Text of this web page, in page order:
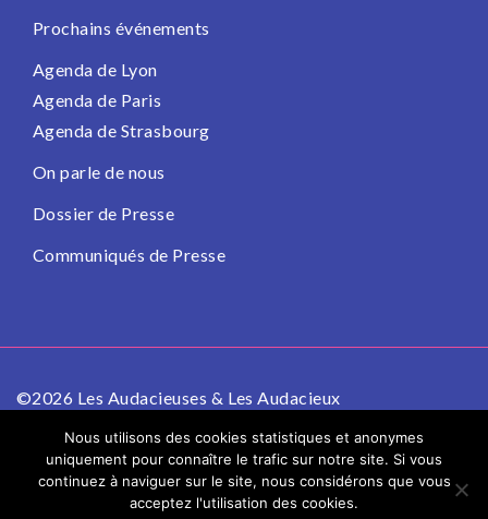
Prochains événements
Agenda de Lyon
Agenda de Paris
Agenda de Strasbourg
On parle de nous
Dossier de Presse
Communiqués de Presse
©2026 Les Audacieuses & Les Audacieux
Politique de confidentialité
Mentions légales
Nous utilisons des cookies statistiques et anonymes
uniquement pour connaître le trafic sur notre site. Si vous
continuez à naviguer sur le site, nous considérons que vous
acceptez l'utilisation des cookies.